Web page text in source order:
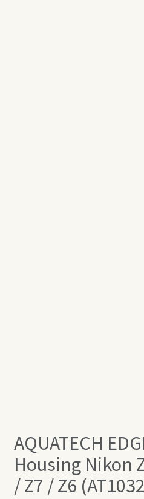
AQUATECH
Housing Nikon
/ Z7 / Z6